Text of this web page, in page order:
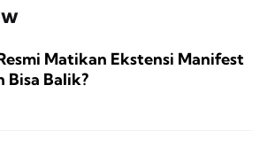
Matikan Ekstensi Manifest
Bisa Balik?